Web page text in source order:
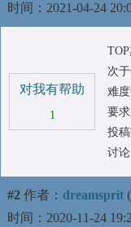
时间：2021-04-24
对我有帮助
1
次
难
要
投
讨论
#2 作者： dreamsprit (
时间：2020-11-24